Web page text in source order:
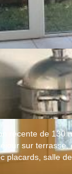
récente de 130
sur
placards, salle